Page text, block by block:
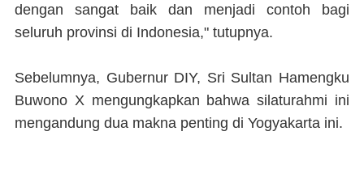
dengan sangat baik dan menjadi contoh bagi
seluruh provinsi di Indonesia," tutupnya.
Sebelumnya, Gubernur DIY, Sri Sultan Hamengku
Buwono X mengungkapkan bahwa silaturahmi ini
mengandung dua makna penting di Yogyakarta ini.